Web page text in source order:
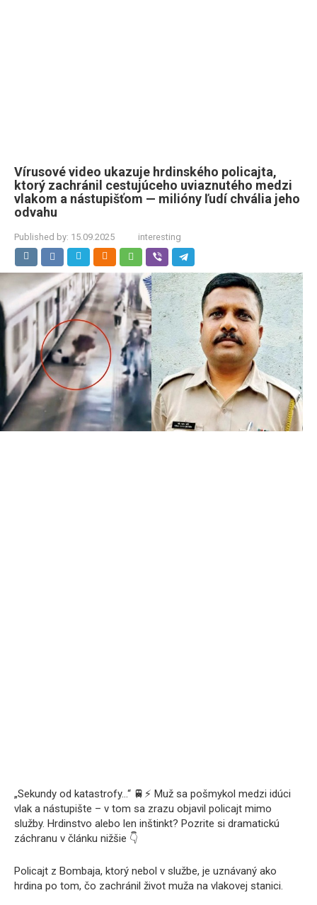
Vírusové video ukazuje hrdinského policajta,
ktorý zachránil cestujúceho uviaznutého medzi
vlakom a nástupišťom — milióny ľudí chvália jeho
odvahu
Published by: 15.09.2025 interesting
„Sekundy od katastrofy…“ 🚆⚡ Muž sa pošmykol medzi idúci
vlak a nástupište – v tom sa zrazu objavil policajt mimo
služby. Hrdinstvo alebo len inštinkt? Pozrite si dramatickú
záchranu v článku nižšie 👇
Policajt z Bombaja, ktorý nebol v službe, je uznávaný ako
hrdina po tom, čo zachránil život muža na vlakovej stanici.